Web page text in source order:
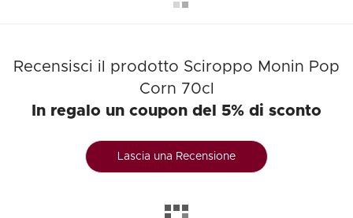
Recensisci il prodotto Sciroppo Monin Pop
Corn 70cl
In regalo un coupon del 5% di sconto
Lascia una Recensione